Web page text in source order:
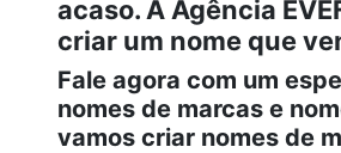
acaso. A Agência
criar um nome que
Fale agora com um
nomes de marcas e
vamos criar nomes de